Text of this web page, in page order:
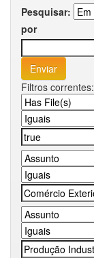
Pesquisar:
por
Filtros correntes: